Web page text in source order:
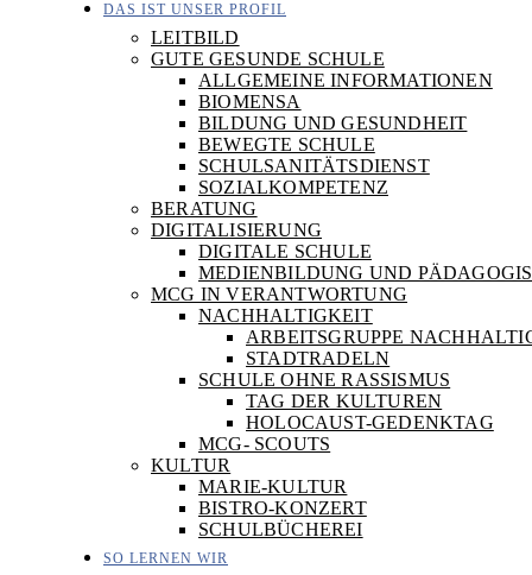
DAS IST UNSER PROFIL
LEITBILD
GUTE GESUNDE SCHULE
ALLGEMEINE INFORMATIONEN
BIOMENSA
BILDUNG UND GESUNDHEIT
BEWEGTE SCHULE
SCHULSANITÄTSDIENST
SOZIALKOMPETENZ
BERATUNG
DIGITALISIERUNG
DIGITALE SCHULE
MEDIENBILDUNG UND
MCG IN VERANTWORTUNG
NACHHALTIGKEIT
ARBEITSGRUPPE
STADTRADELN
SCHULE OHNE RASSISMUS
TAG DER KULTUREN
HOLOCAUST-GEDENKTAG
MCG- SCOUTS
KULTUR
MARIE-KULTUR
BISTRO-KONZERT
SCHULBÜCHEREI
SO LERNEN WIR